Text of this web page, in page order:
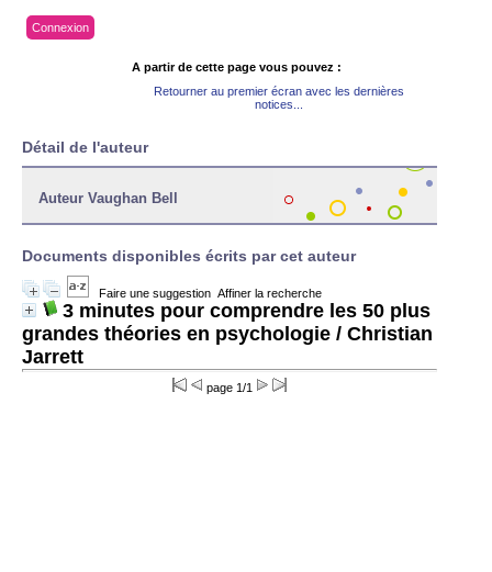
Connexion
A partir de cette page vous pouvez :
Retourner au premier écran avec les dernières
notices...
Détail de l'auteur
Auteur Vaughan Bell
Documents disponibles écrits par cet auteur
Faire une suggestion Affiner la recherche
3 minutes pour comprendre les 50 plus
grandes théories en psychologie / Christian
Jarrett
page 1/1